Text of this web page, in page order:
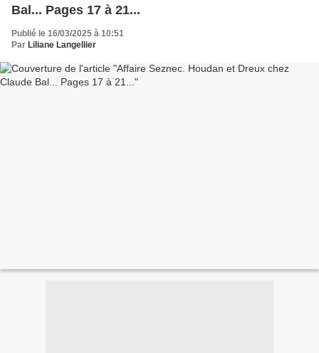
Bal... Pages 17 à 21...
Publié le 16/03/2025 à 10:51
Par Liliane Langellier